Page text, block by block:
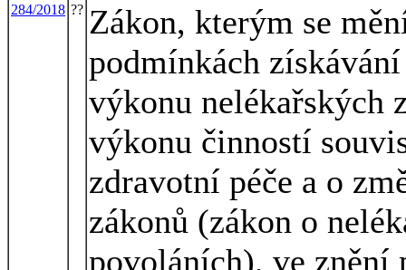
284/2018 ?? Zákon, kterým se
podmínkách
výkonu nelékařských
výkonu činností
zdravotní péče a o
zákonů (zákon o
povoláních), ve znění